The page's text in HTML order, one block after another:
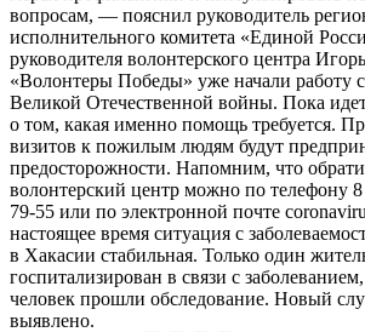
вопросам, — пояснил руководитель
исполнительного комитета «Единой
руководителя волонтерского центра
«Волонтеры Победы» уже начали работу
Великой Отечественной войны. Пока
о том, какая именно помощь требуется.
визитов к пожилым людям будут
предосторожности. Напомним, что
волонтерский центр можно по телефону
79-55 или по электронной почте
настоящее время ситуация с
в Хакасии стабильная. Только один
госпитализирован в связи с
человек прошли обследование. Новый
выявлено.